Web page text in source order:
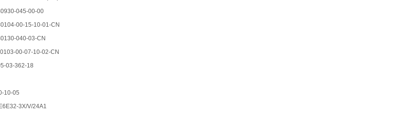
045-00-00
00-15-10-01-CN
040-03-CN
00-07-10-02-CN
03-362-18
10-05
3X/V/24A1